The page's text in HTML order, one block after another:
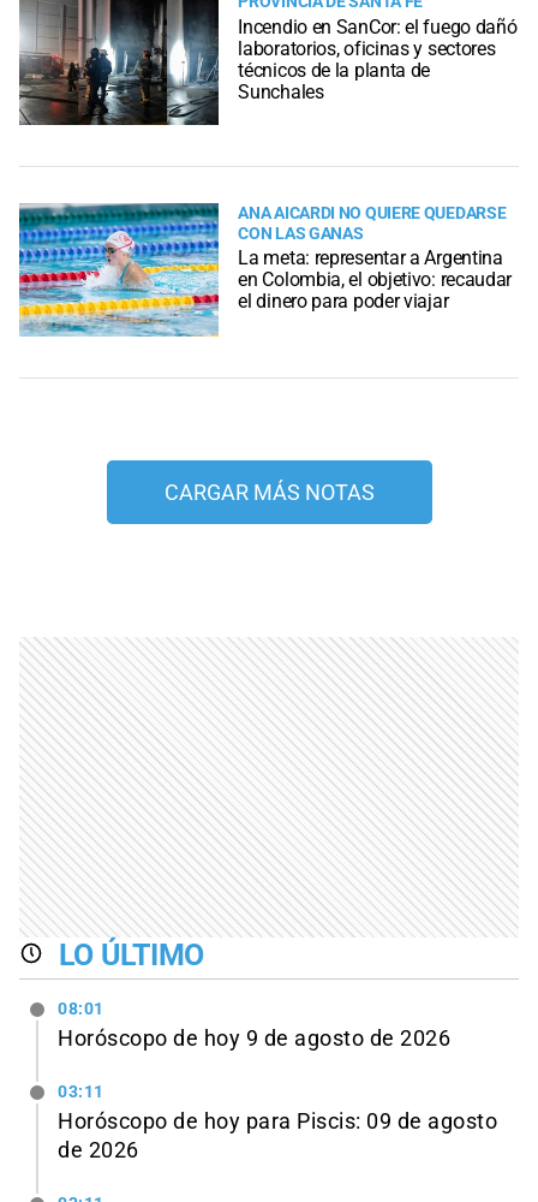
Incendio en SanCor: el fuego dañó
laboratorios, oficinas y sectores
técnicos de la planta de
Sunchales
ANA AICARDI NO QUIERE QUEDARSE
CON LAS GANAS
La meta: representar a Argentina
en Colombia, el objetivo: recaudar
el dinero para poder viajar
CARGAR MÁS NOTAS
LO ÚLTIMO
08:01
Horóscopo de hoy 9 de agosto de 2026
03:11
Horóscopo de hoy para Piscis: 09 de agosto
de 2026